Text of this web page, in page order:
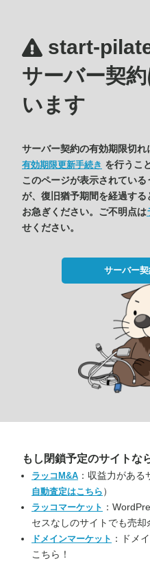
start-
サーバー契
います
サーバー契約の有効期限切
有効期限更新手続き を行うこ
このページが表示されてい
が、復旧猶予期間を経過す
お急ぎください。ご不明点は
せください。
サーバー
もし閉鎖予定のサイトな
ラッコM&A ：収益力があ
自動査定はこちら ）
ラッコマーケット ：
セスなしのサイトでも売却
ドメインマーケット ：ドメ
こちら！